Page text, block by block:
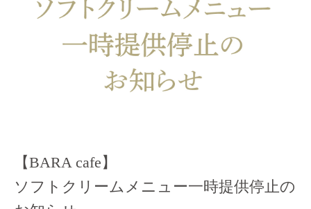
【BARA cafe】
ソフトクリームメニュー一時提供停止の